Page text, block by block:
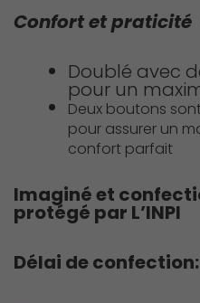
Confort et praticité
Doublé avec
pour un
Deux boutons
pour assurer un
confort parfait
Imaginé et
protégé par L’INPI
Délai de